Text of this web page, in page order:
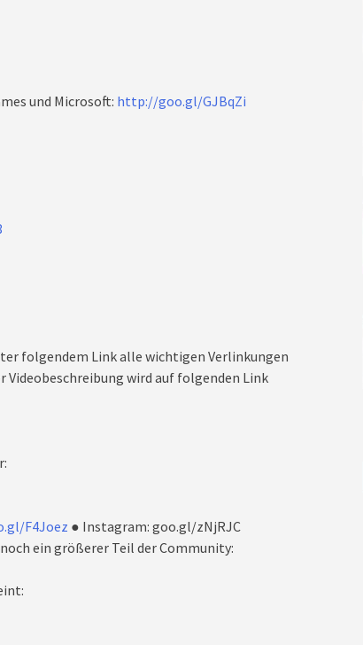
und Microsoft: http://goo.gl/GJBqZi
folgendem Link alle wichtigen Verlinkungen
Videobeschreibung wird auf folgenden Link
F4Joez ● Instagram: goo.gl/zNjRJC
ein größerer Teil der Community: